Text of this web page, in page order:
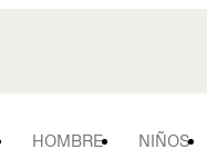
HOMBRE NIÑOS